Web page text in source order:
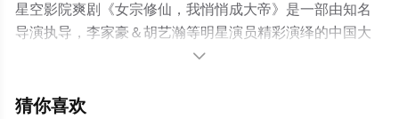
星空影院爽剧《女宗修仙，我悄悄成大帝》是一部由知名
导演执导，李家豪＆胡艺瀚等明星演员精彩演绎的中国大
陆电视剧，大结局剧情已揭晓（全集完结），手机免费观
关信息可移步至豆瓣电视剧、电视猫或剧情网等平台了

猜你喜欢